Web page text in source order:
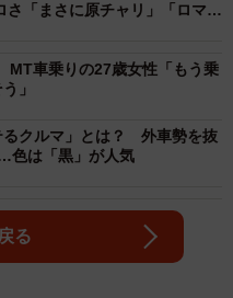
「まさに原チャリ」「ロマン
車乗りの27歳女性「もう乗
」
るクルマ」とは？ 外車勢を抜
色は「黒」が人気
る